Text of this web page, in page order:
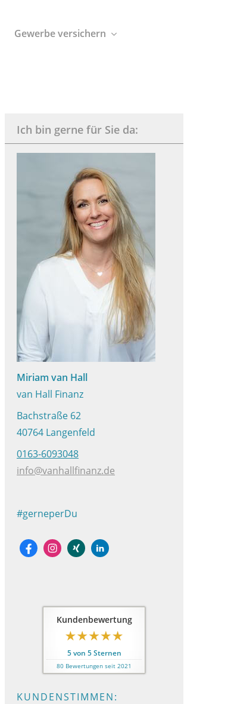
Gewerbe versichern
Ich bin gerne für Sie da:
Miriam van Hall
van Hall Finanz
Bachstraße 62
40764 Langenfeld
0163-6093048
info@vanhallfinanz.de
#gerneperDu
Kundenbewertung
5von 5Sternen
80 Bewertungen seit 2021
KUNDENSTIMMEN: